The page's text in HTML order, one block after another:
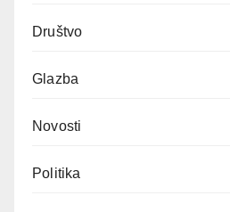
Društvo
Glazba
Novosti
Politika